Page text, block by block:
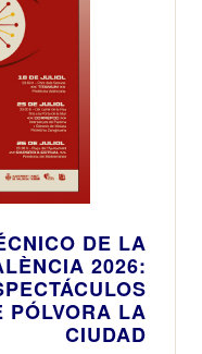
DE LA
2026:
PÓLVORA LA
CIUDAD